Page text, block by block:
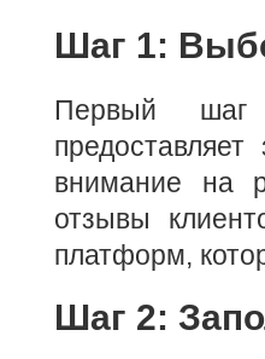
Шаг 1:
Первый
внимание на
отзывы
платформ,
Шаг 2: